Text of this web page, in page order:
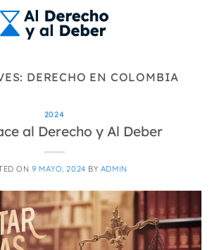
DERECHO EN COLOMBIA
2024
al Derecho y Al Deber
ON 9 MAYO, 2024 BY ADMIN